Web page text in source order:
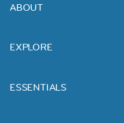
ABOUT
EXPLORE
ESSENTIALS